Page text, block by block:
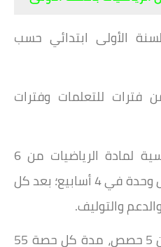
الأولى ابتدائي حسب
فترات للتعلمات وفترات
يتكون برنامج السنة الدراسية لمادة الرياضيات من 6
4 أسابيع؛
بعد كل
والتوليف.
يتكون الأسبوع التربوي من 5 حصص، مدة كل حصة 55